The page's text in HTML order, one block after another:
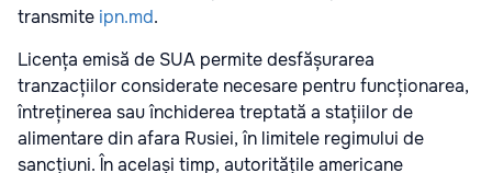
transmite ipn.md.
Licența emisă de SUA permite desfășurarea
tranzacțiilor considerate necesare pentru funcționarea,
întreținerea sau închiderea treptată a stațiilor de
alimentare din afara Rusiei, în limitele regimului de
sancțiuni. În același timp, autoritățile americane